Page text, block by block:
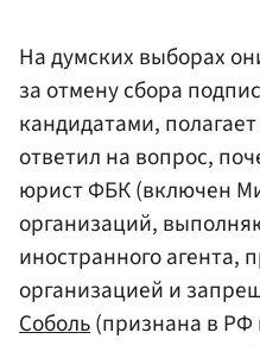
На думских выборах
за отмену сбора
кандидатами, полагает
ответил на вопрос,
юрист ФБК (включен
организаций,
иностранного агента,
организацией и
Соболь(признана в РФ